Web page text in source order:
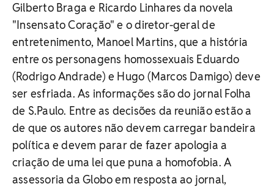
Gilberto Braga e Ricardo Linhares da novela
"Insensato Coração" e o diretor-geral de
entretenimento, Manoel Martins, que a história
entre os personagens homossexuais Eduardo
(Rodrigo Andrade) e Hugo (Marcos Damigo) deve
ser esfriada. As informações são do jornal Folha
de S.Paulo. Entre as decisões da reunião estão a
de que os autores não devem carregar bandeira
política e devem parar de fazer apologia a
criação de uma lei que puna a homofobia. A
assessoria da Globo em resposta ao jornal,